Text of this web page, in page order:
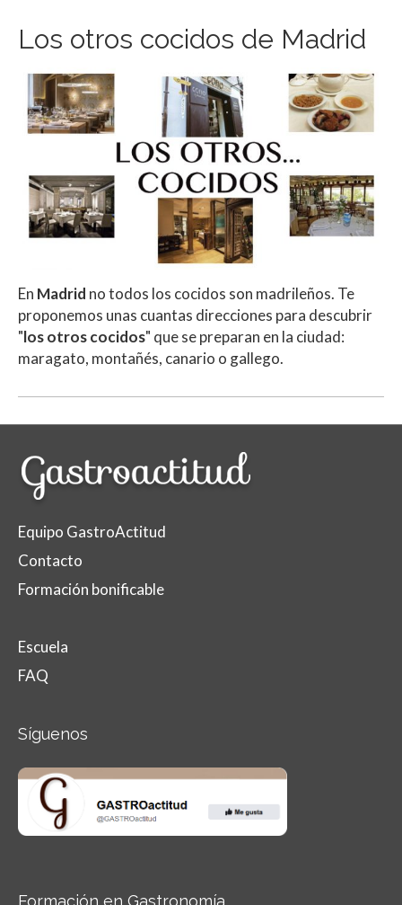
Los otros cocidos de Madrid
En Madrid no todos los cocidos son madrileños. Te
proponemos unas cuantas direcciones para descubrir
"los otros cocidos" que se preparan en la ciudad:
maragato, montañés, canario o gallego.
Equipo GastroActitud
Contacto
Formación bonificable
Escuela
FAQ
Síguenos
Formación en Gastronomía